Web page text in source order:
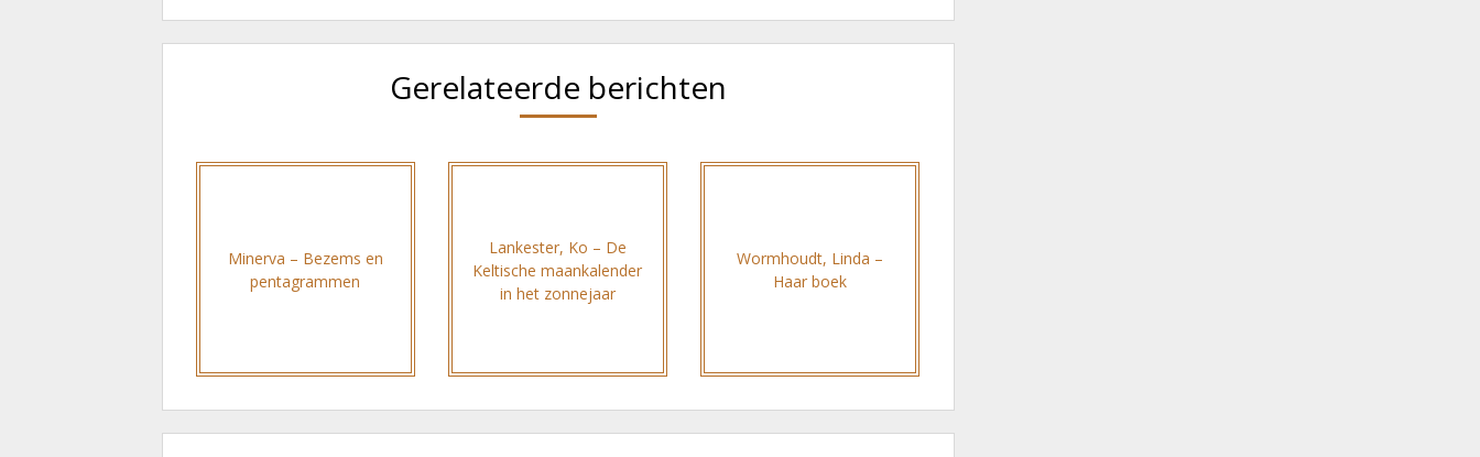
Gerelateerde berichten
Minerva – Bezems en
pentagrammen
Lankester, Ko – De
Keltische maankalender
in het zonnejaar
Wormhoudt, Linda –
Haar boek